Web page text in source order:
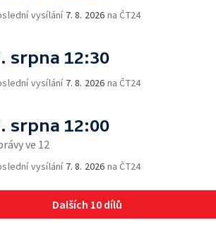
vysílání 7. 8. 2026 na ČT24
srpna 12:30
vysílání 7. 8. 2026 na ČT24
srpna 12:00
ve 12
vysílání 7. 8. 2026 na ČT24
Dalších 10 dílů